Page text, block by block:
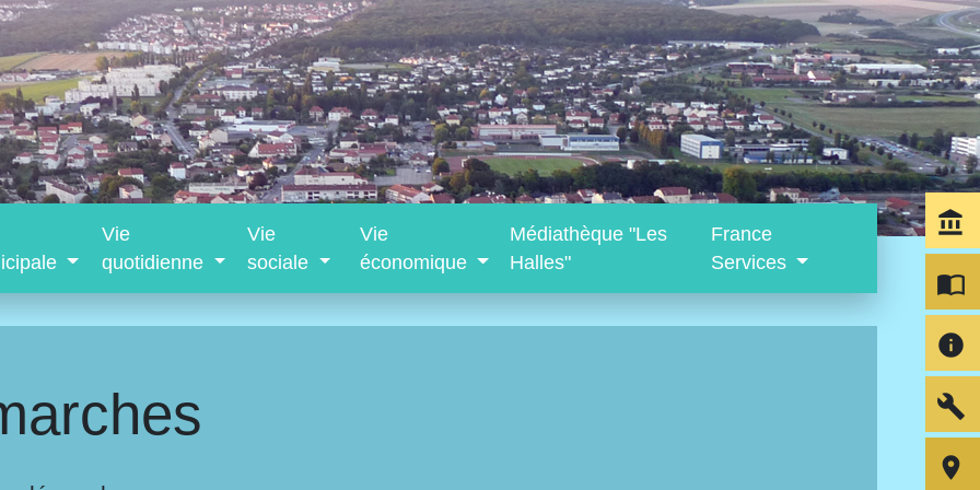
Vie
quotidienne
Vie
sociale
Vie
économique
Médiathèque "Les
Halles"
France
Services
account_balance
import_contacts
info
build
room